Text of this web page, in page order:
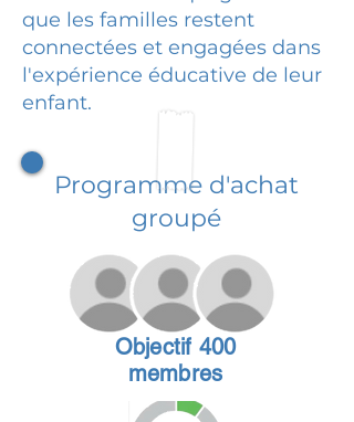
que les familles restent
connectées et engagées dans
l'expérience éducative de leur
enfant.
Programme d'achat
groupé
Objectif 400
membres